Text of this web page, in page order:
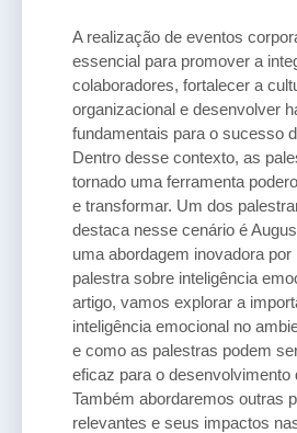
A realização de eventos
essencial para promover a
colaboradores, fortalecer a
organizacional e desenvolver
fundamentais para o sucesso
Dentro desse contexto, as
tornado uma ferramenta
e transformar. Um dos
destaca nesse cenário é
uma abordagem inovadora por
palestra sobre inteligência
artigo, vamos explorar a
inteligência emocional no
e como as palestras podem
eficaz para o desenvolvimento
Também abordaremos outras
relevantes e seus impactos